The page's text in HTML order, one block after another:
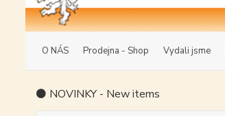
O NÁS Prodejna - Shop Vydali jsme
⚫ NOVINKY - New items